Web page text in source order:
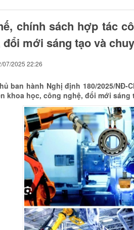
chính sách hợp tác
đổi mới sáng tạo và
07/2025 22:26
ban hành Nghị định 180/2025/
khoa học, công nghệ, đổi mới sáng